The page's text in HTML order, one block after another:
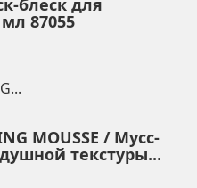
87055
MOUSSE / Мусс-
текстуры...